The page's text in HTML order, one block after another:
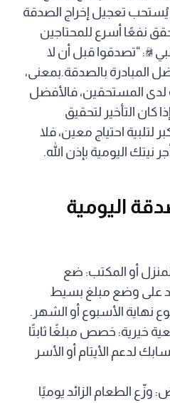
تعجيل إخراج الصدقة
نفعًا أسرع للمحتاجين
ﷺ: “تصدقوا قبل أن لا
المبادرة بالصدقة.بمعنى،
لدى المستحقين، فالأفضل
كان التأخير لتحقيق
احتياج معين، فلا
اليومية بإذن الله.
اليومية
أو المكتب: ضع
على وضع مبلغ بسيط
نهاية الأسبوع أو الشهر.
خيرية: خصص مبلغًا ثابتًا
لدعم الأيتام أو الأسر
وزّع الطعام الزائد يوميًا